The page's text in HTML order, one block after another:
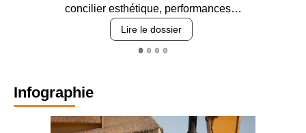
concilier esthétique, performances…
Lire le dossier
Infographie